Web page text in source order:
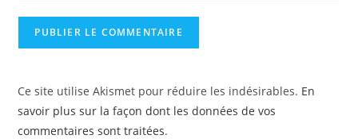
Ce site utilise Akismet pour réduire les indésirables. En
savoir plus sur la façon dont les données de vos
commentaires sont traitées.